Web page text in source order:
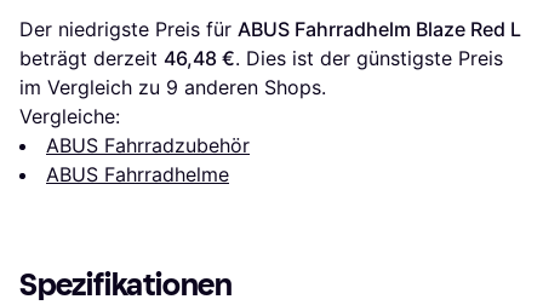
Der niedrigste Preis für ABUS Fahrradhelm Blaze Red L
beträgt derzeit 46,48 €. Dies ist der günstigste Preis
im Vergleich zu 9 anderen Shops.
Vergleiche:
ABUS Fahrradzubehör
ABUS Fahrradhelme
Spezifikationen